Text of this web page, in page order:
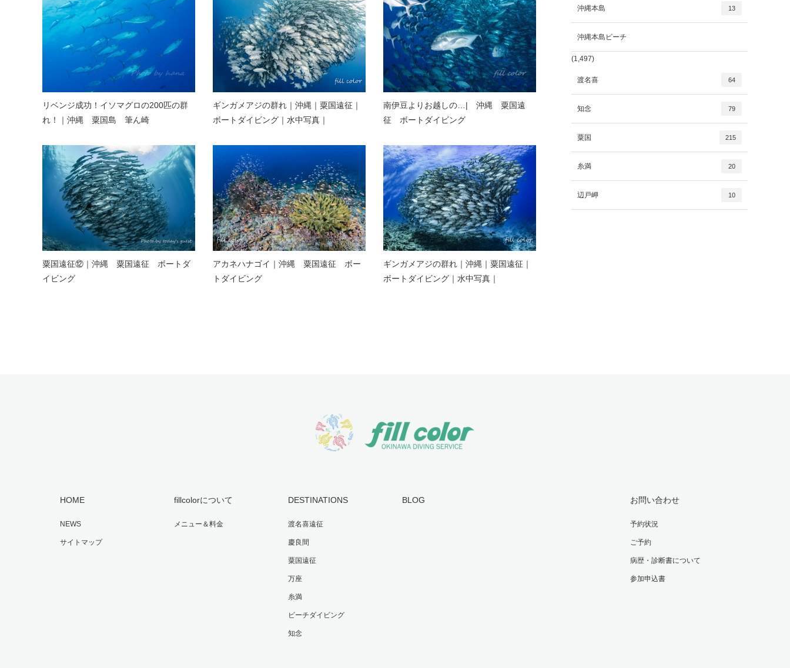
リベンジ成功！イソマグロの200匹の群
れ！｜沖縄 粟国島 筆ん崎
ギンガメアジの群れ｜沖縄｜粟国遠征｜
ボートダイビング｜水中写真｜
南伊豆よりお越しの…| 沖縄 粟国遠
征 ボートダイビング
粟国遠征⑫｜沖縄 粟国遠征 ボートダ
イビング
アカネハナゴイ｜沖縄 粟国遠征 ボー
トダイビング
ギンガメアジの群れ｜沖縄｜粟国遠征｜
ボートダイビング｜水中写真｜
沖縄本島 13
沖縄本島ビーチ
(1,497)
渡名喜 64
知念 79
粟国 215
糸満 20
辺戸岬 10
HOME
NEWS
サイトマップ
fillcolorについて
メニュー＆料金
DESTINATIONS
渡名喜遠征
慶良間
粟国遠征
万座
糸満
ビーチダイビング
知念
BLOG お問い合わせ
予約状況
ご予約
病歴・診断書について
参加申込書